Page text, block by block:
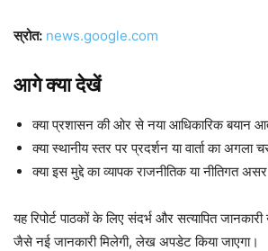
स्रोत: news.google.com
आगे क्या देखें
क्या प्रशासन की ओर से नया आधिकारिक बयान
क्या स्थानीय स्तर पर प्रदर्शन या वार्ता का अगला
क्या इस मुद्दे का व्यापक राजनीतिक या नीतिगत
यह रिपोर्ट पाठकों के लिए संदर्भ और सत्यापित
जैसे नई जानकारी मिलेगी, लेख अपडेट किया जाएगा।